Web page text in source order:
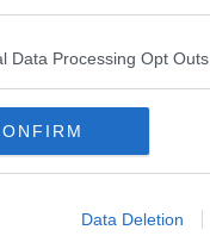
Data Processing Opt Outs
Data Deletion
il tuo tempo
madre!
supereroi?